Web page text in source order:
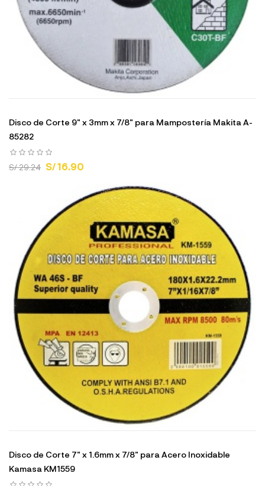
Disco de Corte 9" x 3mm x 7/8" para Mampostería Makita A-
85282
S/ 29.24 S/ 16.90
Disco de Corte 7" x 1.6mm x 7/8" para Acero Inoxidable
Kamasa KM1559